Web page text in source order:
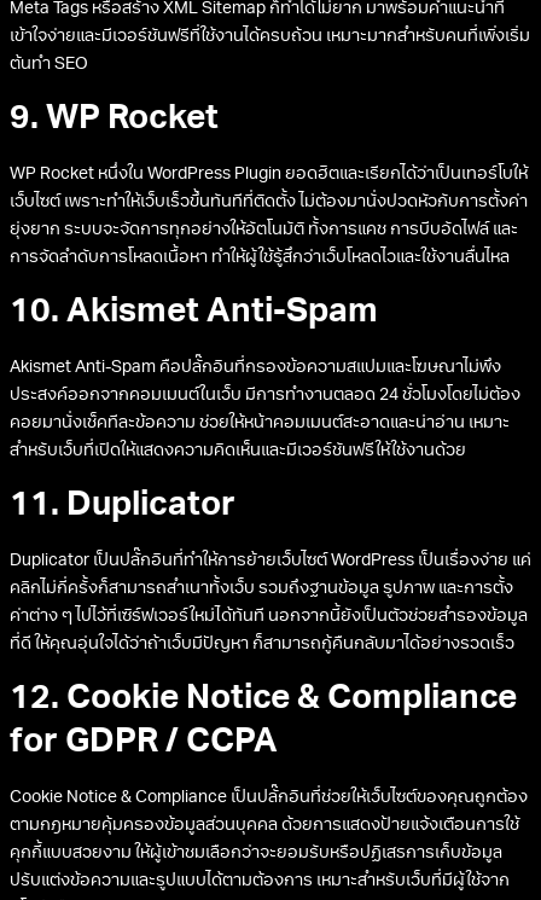
Meta Tags หรือสร้าง XML Sitemap ก็ทำได้ไม่ยาก มาพร้อมคำแนะนำที่
เข้าใจง่ายและมีเวอร์ชันฟรีที่ใช้งานได้ครบถ้วน เหมาะมากสำหรับคนที่เพิ่งเริ่ม
ต้นทำ SEO
9. WP Rocket
WP Rocket หนึ่งใน WordPress Plugin ยอดฮิตและเรียกได้ว่าเป็นเทอร์โบให้
เว็บไซต์ เพราะทำให้เว็บเร็วขึ้นทันทีที่ติดตั้ง ไม่ต้องมานั่งปวดหัวกับการตั้งค่า
ยุ่งยาก ระบบจะจัดการทุกอย่างให้อัตโนมัติ ทั้งการแคช การบีบอัดไฟล์ และ
การจัดลำดับการโหลดเนื้อหา ทำให้ผู้ใช้รู้สึกว่าเว็บโหลดไวและใช้งานลื่นไหล
10. Akismet Anti-Spam
Akismet Anti-Spam คือปลั๊กอินที่กรองข้อความสแปมและโฆษณาไม่พึง
ประสงค์ออกจากคอมเมนต์ในเว็บ มีการทำงานตลอด 24 ชั่วโมงโดยไม่ต้อง
คอยมานั่งเช็คทีละข้อความ ช่วยให้หน้าคอมเมนต์สะอาดและน่าอ่าน เหมาะ
สำหรับเว็บที่เปิดให้แสดงความคิดเห็นและมีเวอร์ชันฟรีให้ใช้งานด้วย
11. Duplicator
Duplicator เป็นปลั๊กอินที่ทำให้การย้ายเว็บไซต์ WordPress เป็นเรื่องง่าย แค่
คลิกไม่กี่ครั้งก็สามารถสำเนาทั้งเว็บ รวมถึงฐานข้อมูล รูปภาพ และการตั้ง
ค่าต่าง ๆ ไปไว้ที่เซิร์ฟเวอร์ใหม่ได้ทันที นอกจากนี้ยังเป็นตัวช่วยสำรองข้อมูล
ที่ดี ให้คุณอุ่นใจได้ว่าถ้าเว็บมีปัญหา ก็สามารถกู้คืนกลับมาได้อย่างรวดเร็ว
12. Cookie Notice & Compliance
for GDPR / CCPA
Cookie Notice & Compliance เป็นปลั๊กอินที่ช่วยให้เว็บไซต์ของคุณถูกต้อง
ตามกฎหมายคุ้มครองข้อมูลส่วนบุคคล ด้วยการแสดงป้ายแจ้งเตือนการใช้
คุกกี้แบบสวยงาม ให้ผู้เข้าชมเลือกว่าจะยอมรับหรือปฏิเสธการเก็บข้อมูล
ปรับแต่งข้อความและรูปแบบได้ตามต้องการ เหมาะสำหรับเว็บที่มีผู้ใช้จาก